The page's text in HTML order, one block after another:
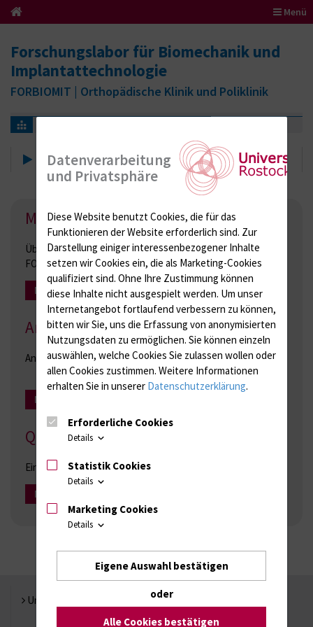
Menü
Forschungslabor für Biomechanik und
Implantattechnologie
FORBIOMIT | Orthopädische Klinik und Poliklinik
Über uns
Mitarbeiter/innen
Überblick über die Mitarbeiterinnen und Mitarbeiter im
FORBIOMIT.
Mehr Infos
Anfahrt
Anreisemöglichkeiten zum Forschungslabor.
Mehr Infos
Qualitätsmanagement
Einblick über die Qualitätskriterien des Forschungslabors.
Mehr Infos
Universität Rostock
Datenverarbeitung
und Privatsphäre
Diese Website benutzt Cookies, die für das
Funktionieren der Website erforderlich sind. Zur
Darstellung einiger interessenbezogener Inhalte
setzen wir Cookies ein, die als Marketing-Cookies
qualifiziert sind. Ohne Ihre Zustimmung können
diese Inhalte nicht ausgespielt werden. Um unser
Internetangebot fortlaufend verbessern zu können,
bitten wir Sie, uns die Erfassung von anonymisierten
Nutzungsdaten zu ermöglichen. Sie können einzeln
auswählen, welche Cookies Sie zulassen wollen oder
allen Cookies zustimmen. Weitere Informationen
erhalten Sie in unserer Datenschutzerklärung.
Erforderliche Cookies
Details
Statistik Cookies
Details
Marketing Cookies
Details
Eigene Auswahl bestätigen
oder
Alle Cookies bestätigen